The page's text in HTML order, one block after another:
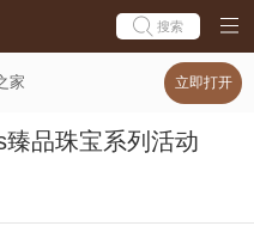
搜索
家 立即打开
品珠宝系列活动